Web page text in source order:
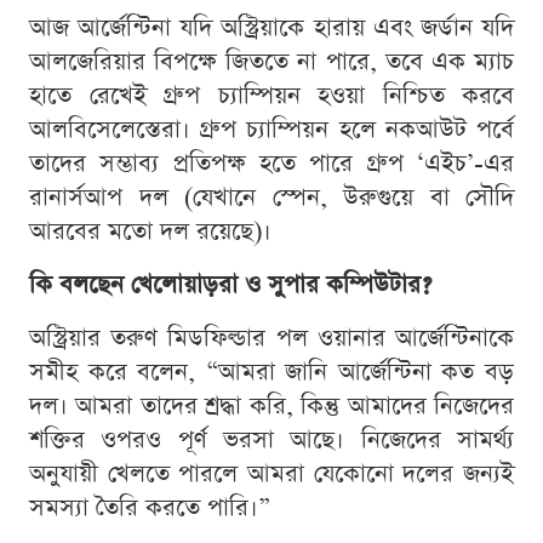
আজ আর্জেন্টিনা যদি অস্ট্রিয়াকে হারায় এবং জর্ডান যদি
আলজেরিয়ার বিপক্ষে জিততে না পারে, তবে এক ম্যাচ
হাতে রেখেই গ্রুপ চ্যাম্পিয়ন হওয়া নিশ্চিত করবে
আলবিসেলেস্তেরা। গ্রুপ চ্যাম্পিয়ন হলে নকআউট পর্বে
তাদের সম্ভাব্য প্রতিপক্ষ হতে পারে গ্রুপ ‘এইচ’-এর
রানার্সআপ দল (যেখানে স্পেন, উরুগুয়ে বা সৌদি
আরবের মতো দল রয়েছে)।
কি বলছেন খেলোয়াড়রা ও সুপার কম্পিউটার?
অস্ট্রিয়ার তরুণ মিডফিল্ডার পল ওয়ানার আর্জেন্টিনাকে
সমীহ করে বলেন, “আমরা জানি আর্জেন্টিনা কত বড়
দল। আমরা তাদের শ্রদ্ধা করি, কিন্তু আমাদের নিজেদের
শক্তির ওপরও পূর্ণ ভরসা আছে। নিজেদের সামর্থ্য
অনুযায়ী খেলতে পারলে আমরা যেকোনো দলের জন্যই
সমস্যা তৈরি করতে পারি।”